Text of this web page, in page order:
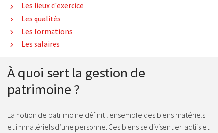
Les lieux d'exercice
Les qualités
Les formations
Les salaires
À quoi sert la gestion de
patrimoine ?
La notion de patrimoine définit l’ensemble des biens matériels
et immatériels d’une personne. Ces biens se divisent en actifs et